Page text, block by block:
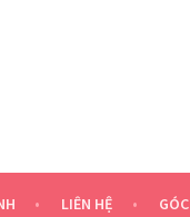
LIÊN HỆ